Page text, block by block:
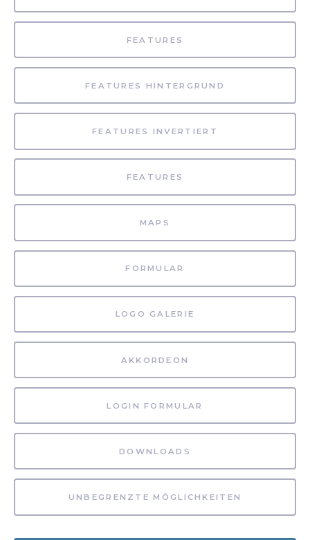
FEATURES
FEATURES HINTERGRUND
FEATURES INVERTIERT
FEATURES
MAPS
FORMULAR
LOGO GALERIE
AKKORDEON
LOGIN FORMULAR
DOWNLOADS
UNBEGRENZTE MÖGLICHKEITEN